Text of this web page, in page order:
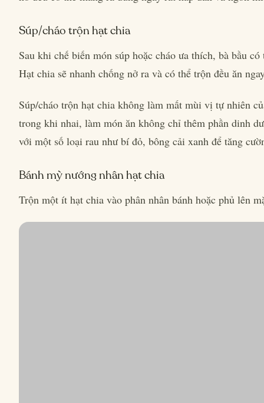
Súp/cháo trộn hạt chia
Sau khi chế biến món súp hoặc cháo ưa thích, bà bầu
Hạt chia sẽ nhanh chống nở ra và có thể trộn đều ăn
Súp/cháo trộn hạt chia không làm mất mùi vị tự nhiên
trong khi nhai, làm món ăn không chỉ thêm phần dinh
với một số loại rau như bí đỏ, bông cải xanh để tăng
Bánh mỳ nướng nhân hạt chia
Trộn một ít hạt chia vào phân nhân bánh hoặc phủ lên